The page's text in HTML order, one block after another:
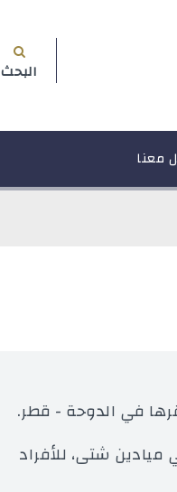
البحث
معنا
في الدوحة - قطر.
ميادين شتى، للأفراد